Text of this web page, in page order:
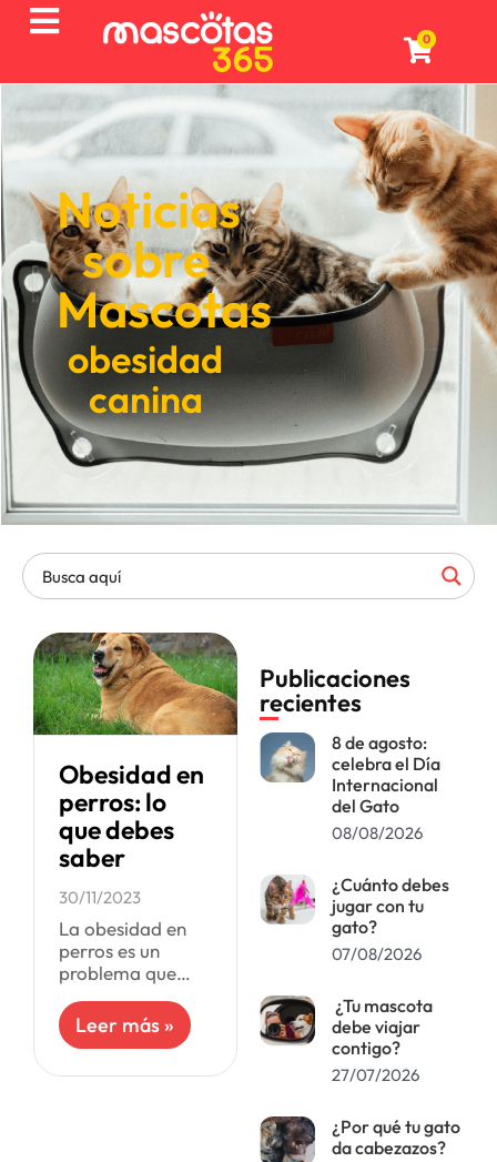
0
Noticias
sobre
Mascotas
obesidad
canina
Obesidad en
perros: lo
que debes
saber
30/11/2023
La obesidad en
perros es un
problema que
más común. Los
perros con
experimentan una
Leer más »
Publicaciones
recientes
8 de agosto:
celebra el Día
Internacional
del Gato
08/08/2026
¿Cuánto debes
jugar con tu
gato?
07/08/2026
¿Tu mascota
debe viajar
contigo?
27/07/2026
¿Por qué tu gato
da cabezazos?